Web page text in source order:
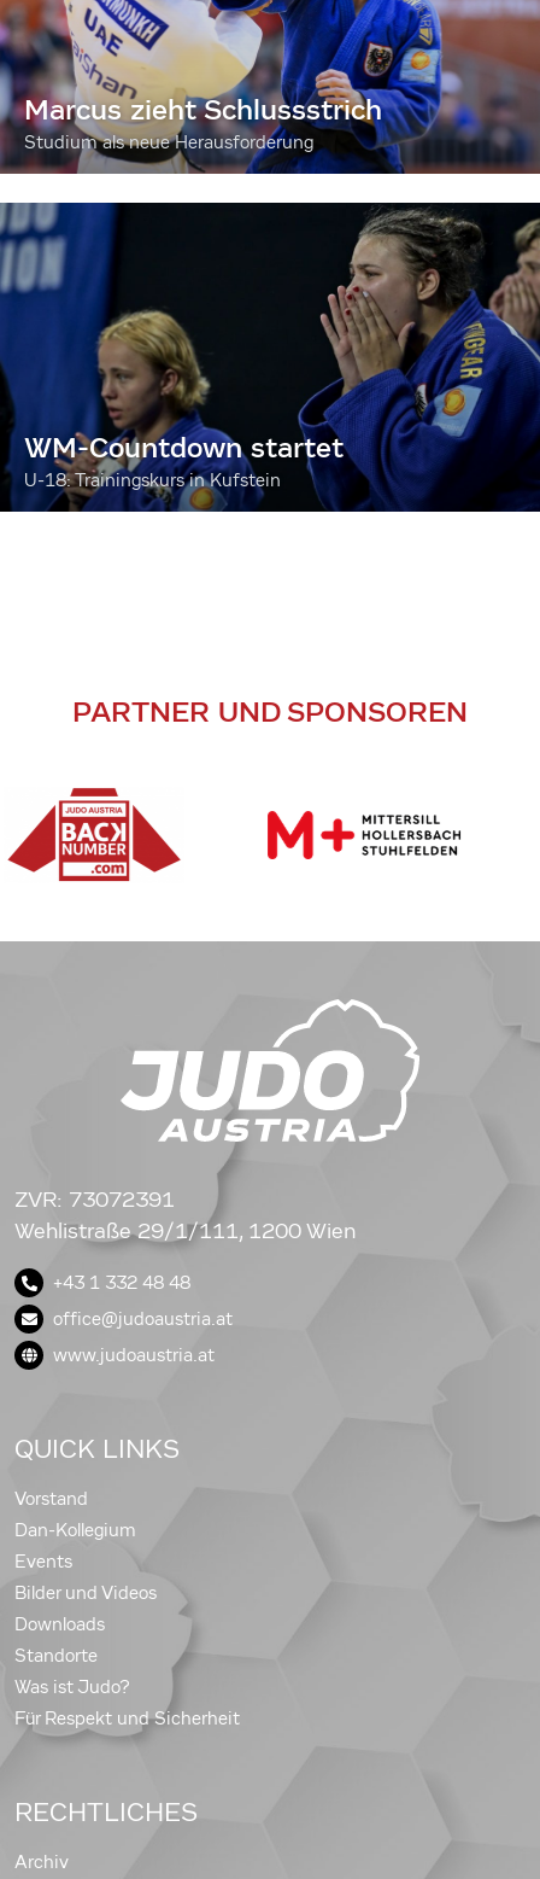
Marcus zieht Schlussstrich
Studium als neue Herausforderung
WM-Countdown startet
U-18: Trainingskurs in Kufstein
PARTNER UND SPONSOREN
ZVR: 73072391
Wehlistraße 29/1/111, 1200 Wien
+43 1 332 48 48
office@judoaustria.at
www.judoaustria.at
QUICK LINKS
Vorstand
Dan-Kollegium
Events
Bilder und Videos
Downloads
Standorte
Was ist Judo?
Für Respekt und Sicherheit
RECHTLICHES
Archiv